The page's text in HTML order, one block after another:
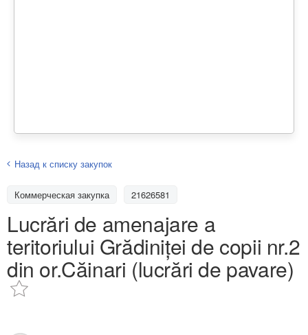
Назад к списку закупок
Коммерческая закупка 21626581
Lucrări de amenajare a
teritoriului Grădiniței de copii nr.2
din or.Căinari (lucrări de pavare)